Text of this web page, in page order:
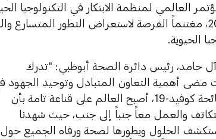
العالمي لمنظمة الابتكار في التكنولوجيا
الذي يقام في الفترة من 13 وحتى 16 يونيو 2022، مغتنماً الفرصة لاستعراض التطور
الحيوية.
حامد، رئيس دائرة الصحة أبوظبي: "تدرك
أهمية التعاون المتبادل وتوحيد الجهود
جميع القطاعات. فبينما كانت تواجه تداعيات جائحة كوفيد-19، أصبح العالم على قناعة تامة بأن
والعمل معاً جنباً إلى جنب، حيث شهدنا
الحلول ويطورها لصحة ورفاه الجميع حول